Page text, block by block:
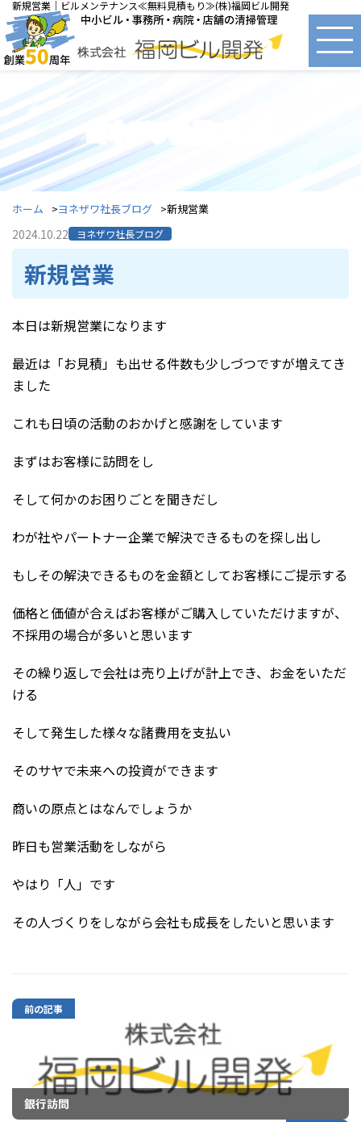
新規営業｜ビルメンテナンス≪無料見積もり≫(株)福岡ビル開発
ヨネザワ社長ブログ
ホーム ヨネザワ社長ブログ 新規営業
2024.10.22 ヨネザワ社長ブログ
新規営業
本日は新規営業になります
最近は「お見積」も出せる件数も少しづつですが増えてき
ました
これも日頃の活動のおかげと感謝をしています
まずはお客様に訪問をし
そして何かのお困りごとを聞きだし
わが社やパートナー企業で解決できるものを探し出し
もしその解決できるものを金額としてお客様にご提示する
価格と価値が合えばお客様がご購入していただけますが、
不採用の場合が多いと思います
その繰り返しで会社は売り上げが計上でき、お金をいただ
ける
そして発生した様々な諸費用を支払い
そのサヤで未来への投資ができます
商いの原点とはなんでしょうか
昨日も営業活動をしながら
やはり「人」です
その人づくりをしながら会社も成長をしたいと思います
前の記事
銀行訪問